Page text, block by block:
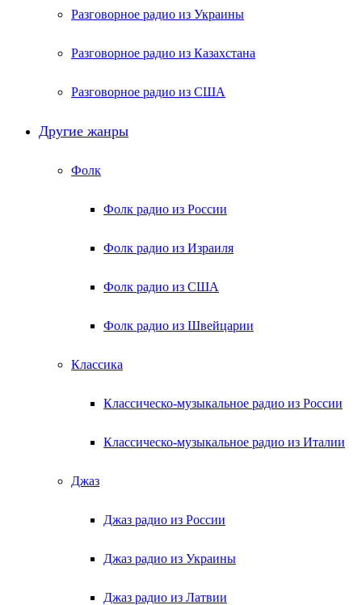
Разговорное радио из Украины
Разговорное радио из Казахстана
Разговорное радио из США
Другие жанры
Фолк
Фолк радио из России
Фолк радио из Израиля
Фолк радио из США
Фолк радио из Швейцарии
Классика
Классическо-музыкальное радио из России
Классическо-музыкальное радио из Италии
Джаз
Джаз радио из России
Джаз радио из Украины
Джаз радио из Латвии